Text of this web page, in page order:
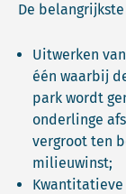
De
Uitwerken
één waarbij
park wordt
onderlinge
vergroot ten
milieuwinst;